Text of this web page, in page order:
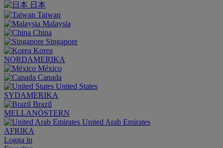
日本
Taiwan
Malaysia
China
Singapore
Korea
NORDAMERIKA
México
Canada
United States
SYDAMERIKA
Brazil
MELLANÖSTERN
United Arab Emirates
AFRIKA
Logga in